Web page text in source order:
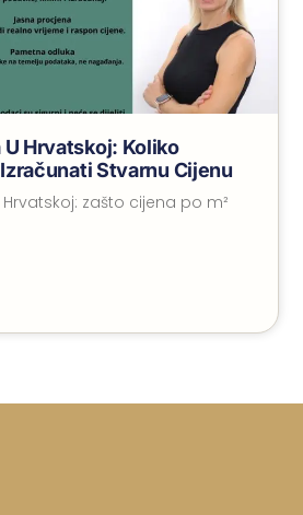
Hrvatskoj: Koliko
Stvarnu Cijenu
zašto cijena po m²